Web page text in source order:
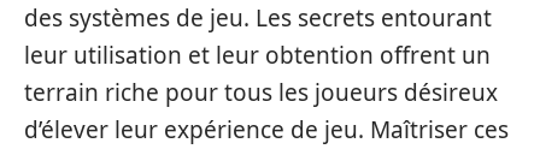
des systèmes de jeu. Les secrets entourant
leur utilisation et leur obtention offrent un
terrain riche pour tous les joueurs désireux
d’élever leur expérience de jeu. Maîtriser ces